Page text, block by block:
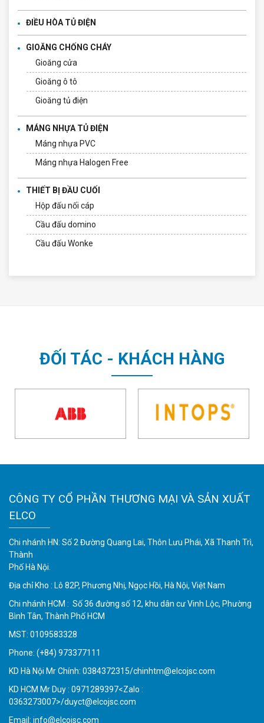
ĐIỀU HÒA TỦ ĐIỆN
GIOĂNG CHỐNG CHÁY
Gioăng cửa
Gioăng ô tô
Gioăng tủ điện
MÁNG NHỰA TỦ ĐIỆN
Máng nhựa PVC
Máng nhựa Halogen Free
THIẾT BỊ ĐẦU CUỐI
Hộp đấu nối cáp
Cầu đấu domino
Cầu đấu Wonke
ĐỐI TÁC - KHÁCH HÀNG
CÔNG TY CỔ PHẦN THƯƠNG MẠI VÀ SẢN XUẤT
ELCO
Chi nhánh HN: Số 2 Đường Quang Lai, Thôn Lưu Phái, Xã Thanh Trì,
Thành
Phố Hà Nội.
Địa chỉ Kho : Lô 82P, Phương Nhị, Ngọc Hồi, Hà Nội, Việt Nam
Chi nhánh HCM : Số 36 đường số 12, khu dân cư Vinh Lộc, Phường
Bình Tân, Thành Phố HCM
MST: 0109583328
Phone: (+84) 973377111
KD Hà Nội Mr Chính: 0384372315/chinhtm@elcojsc.com
KD HCM Mr Duy : 0971289397<Zalo :
0363273007>/duyct@elcojsc.com
Email: info@elcojsc.com